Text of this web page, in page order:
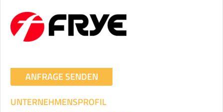
ANFRAGE SENDEN
UNTERNEHMENSPROFIL